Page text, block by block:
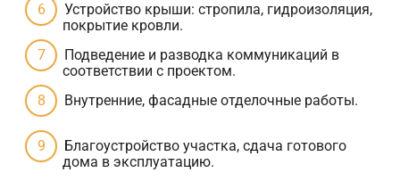
Устройство крыши: стропила, гидроизоляция,
покрытие кровли.
Подведение и разводка коммуникаций в
соответствии с проектом.
Внутренние, фасадные отделочные работы.
Благоустройство участка, сдача готового
дома в эксплуатацию.